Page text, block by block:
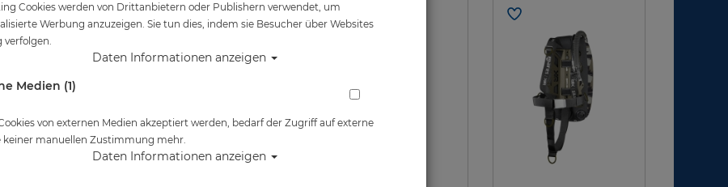
%
Cookies werden von Drittanbietern oder Publishern verwendet, um
Werbung anzuzeigen. Sie tun dies, indem sie Besucher über Websites
verfolgen.
Daten Informationen anzeigen
Medien (1)
von externen Medien akzeptiert werden, bedarf der Zugriff auf externe
keiner manuellen Zustimmung mehr.
Daten Informationen anzeigen